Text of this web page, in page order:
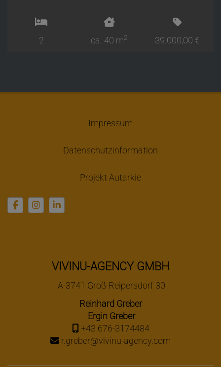
2 ca. 40 m2 39.000,00 €
Impressum
Datenschutzinformation
Projekt Autarkie
VIVINU-AGENCY GMBH
A-3741 Groß-Reipersdorf 30
Reinhard Greber
Ergin Greber
+43 676-3174484
r.greber@vivinu-agency.com